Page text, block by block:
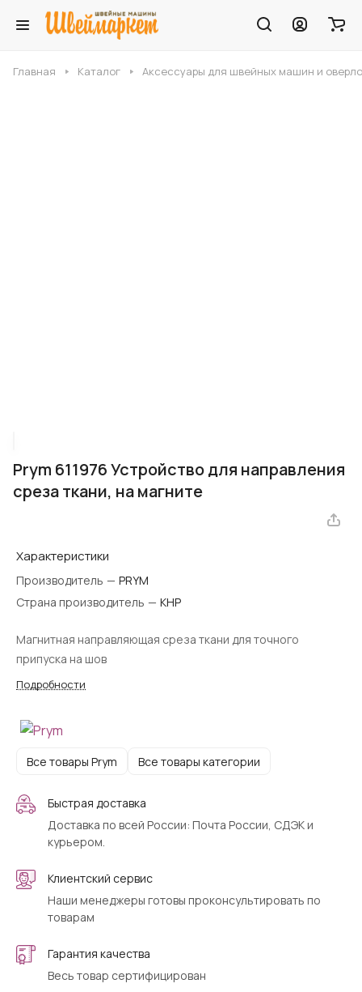
Главная Каталог Аксессуары для швейных машин и
Prym 611976 Устройство для направления
среза ткани, на магните
Характеристики
Производитель — PRYM
Страна производитель — КНР
Магнитная направляющая среза ткани для точного
припуска на шов
Подробности
Все товары Prym Все товары категории
Быстрая доставка
Доставка по всей России: Почта России, СДЭК и
курьером.
Клиентский сервис
Наши менеджеры готовы проконсультировать по
товарам
Гарантия качества
Весь товар сертифицирован